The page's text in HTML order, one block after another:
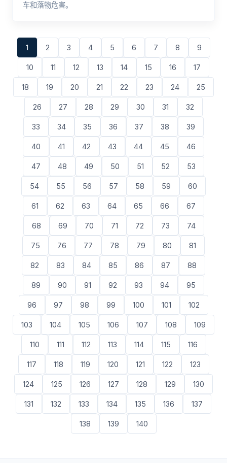
车和落物危害。
1 2 3 4 5 6 7 8 9
10 11 12 13 14 15 16 17
18 19 20 21 22 23 24 25
26 27 28 29 30 31 32
33 34 35 36 37 38 39
40 41 42 43 44 45 46
47 48 49 50 51 52 53
54 55 56 57 58 59 60
61 62 63 64 65 66 67
68 69 70 71 72 73 74
75 76 77 78 79 80 81
82 83 84 85 86 87 88
89 90 91 92 93 94 95
96 97 98 99 100 101 102
103 104 105 106 107 108 109
110 111 112 113 114 115 116
117 118 119 120 121 122 123
124 125 126 127 128 129 130
131 132 133 134 135 136 137
138 139 140